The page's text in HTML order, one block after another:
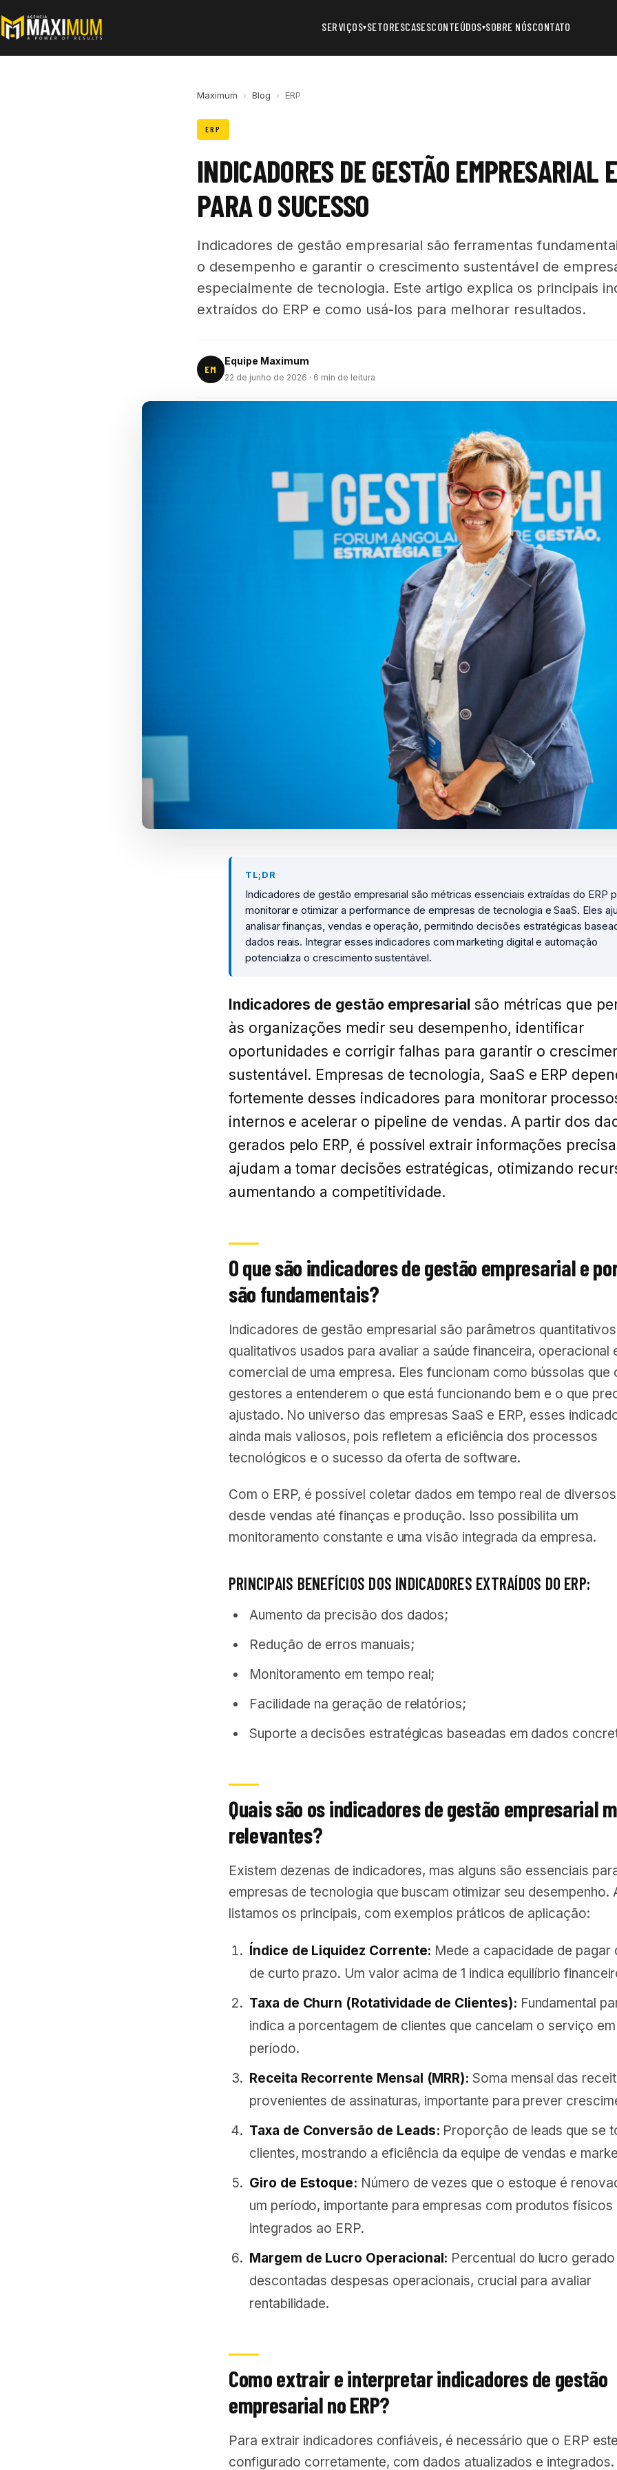
SERVIÇOS▾SETORESCASESCONTEÚDOS▾SOBRE NÓSCONTATO
Maximum › Blog › ERP
ERP
INDICADORES DE GESTÃO EMPRESARIAL
PARA O SUCESSO
Indicadores de gestão empresarial são ferramentas
o desempenho e garantir o crescimento sustentável de
especialmente de tecnologia. Este artigo explica os principais
extraídos do ERP e como usá-los para melhorar resultados.
EM
Equipe Maximum
22 de junho de 2026 · 6 min de leitura
TL;DR
Indicadores de gestão empresarial são métricas essenciais extraídas do ERP
monitorar e otimizar a performance de empresas de tecnologia e SaaS. Eles
analisar finanças, vendas e operação, permitindo decisões estratégicas
dados reais. Integrar esses indicadores com marketing digital e automação
potencializa o crescimento sustentável.
Indicadores de gestão empresarial são métricas que
às organizações medir seu desempenho, identificar
oportunidades e corrigir falhas para garantir o
sustentável. Empresas de tecnologia, SaaS e ERP
fortemente desses indicadores para monitorar
internos e acelerar o pipeline de vendas. A partir dos
gerados pelo ERP, é possível extrair informações
ajudam a tomar decisões estratégicas, otimizando
aumentando a competitividade.
O que são indicadores de gestão empresarial e
são fundamentais?
Indicadores de gestão empresarial são parâmetros
qualitativos usados para avaliar a saúde financeira, operacional
comercial de uma empresa. Eles funcionam como bússolas que
gestores a entenderem o que está funcionando bem e o que
ajustado. No universo das empresas SaaS e ERP, esses
ainda mais valiosos, pois refletem a eficiência dos processos
tecnológicos e o sucesso da oferta de software.
Com o ERP, é possível coletar dados em tempo real de
desde vendas até finanças e produção. Isso possibilita um
monitoramento constante e uma visão integrada da empresa.
PRINCIPAIS BENEFÍCIOS DOS INDICADORES EXTRAÍDOS DO ERP:
Aumento da precisão dos dados;
Redução de erros manuais;
Monitoramento em tempo real;
Facilidade na geração de relatórios;
Suporte a decisões estratégicas baseadas em dados
Quais são os indicadores de gestão empresarial
relevantes?
Existem dezenas de indicadores, mas alguns são essenciais
empresas de tecnologia que buscam otimizar seu desempenho.
listamos os principais, com exemplos práticos de aplicação:
Índice de Liquidez Corrente: Mede a capacidade de pagar
de curto prazo. Um valor acima de 1 indica equilíbrio
Taxa de Churn (Rotatividade de Clientes): Fundamental
indica a porcentagem de clientes que cancelam o serviço em
período.
Receita Recorrente Mensal (MRR): Soma mensal das
provenientes de assinaturas, importante para prever
Taxa de Conversão de Leads: Proporção de leads que se
clientes, mostrando a eficiência da equipe de vendas e
Giro de Estoque: Número de vezes que o estoque é
um período, importante para empresas com produtos físicos
integrados ao ERP.
Margem de Lucro Operacional: Percentual do lucro
descontadas despesas operacionais, crucial para avaliar
rentabilidade.
Como extrair e interpretar indicadores de gestão
empresarial no ERP?
Para extrair indicadores confiáveis, é necessário que o ERP
configurado corretamente, com dados atualizados e integrados.